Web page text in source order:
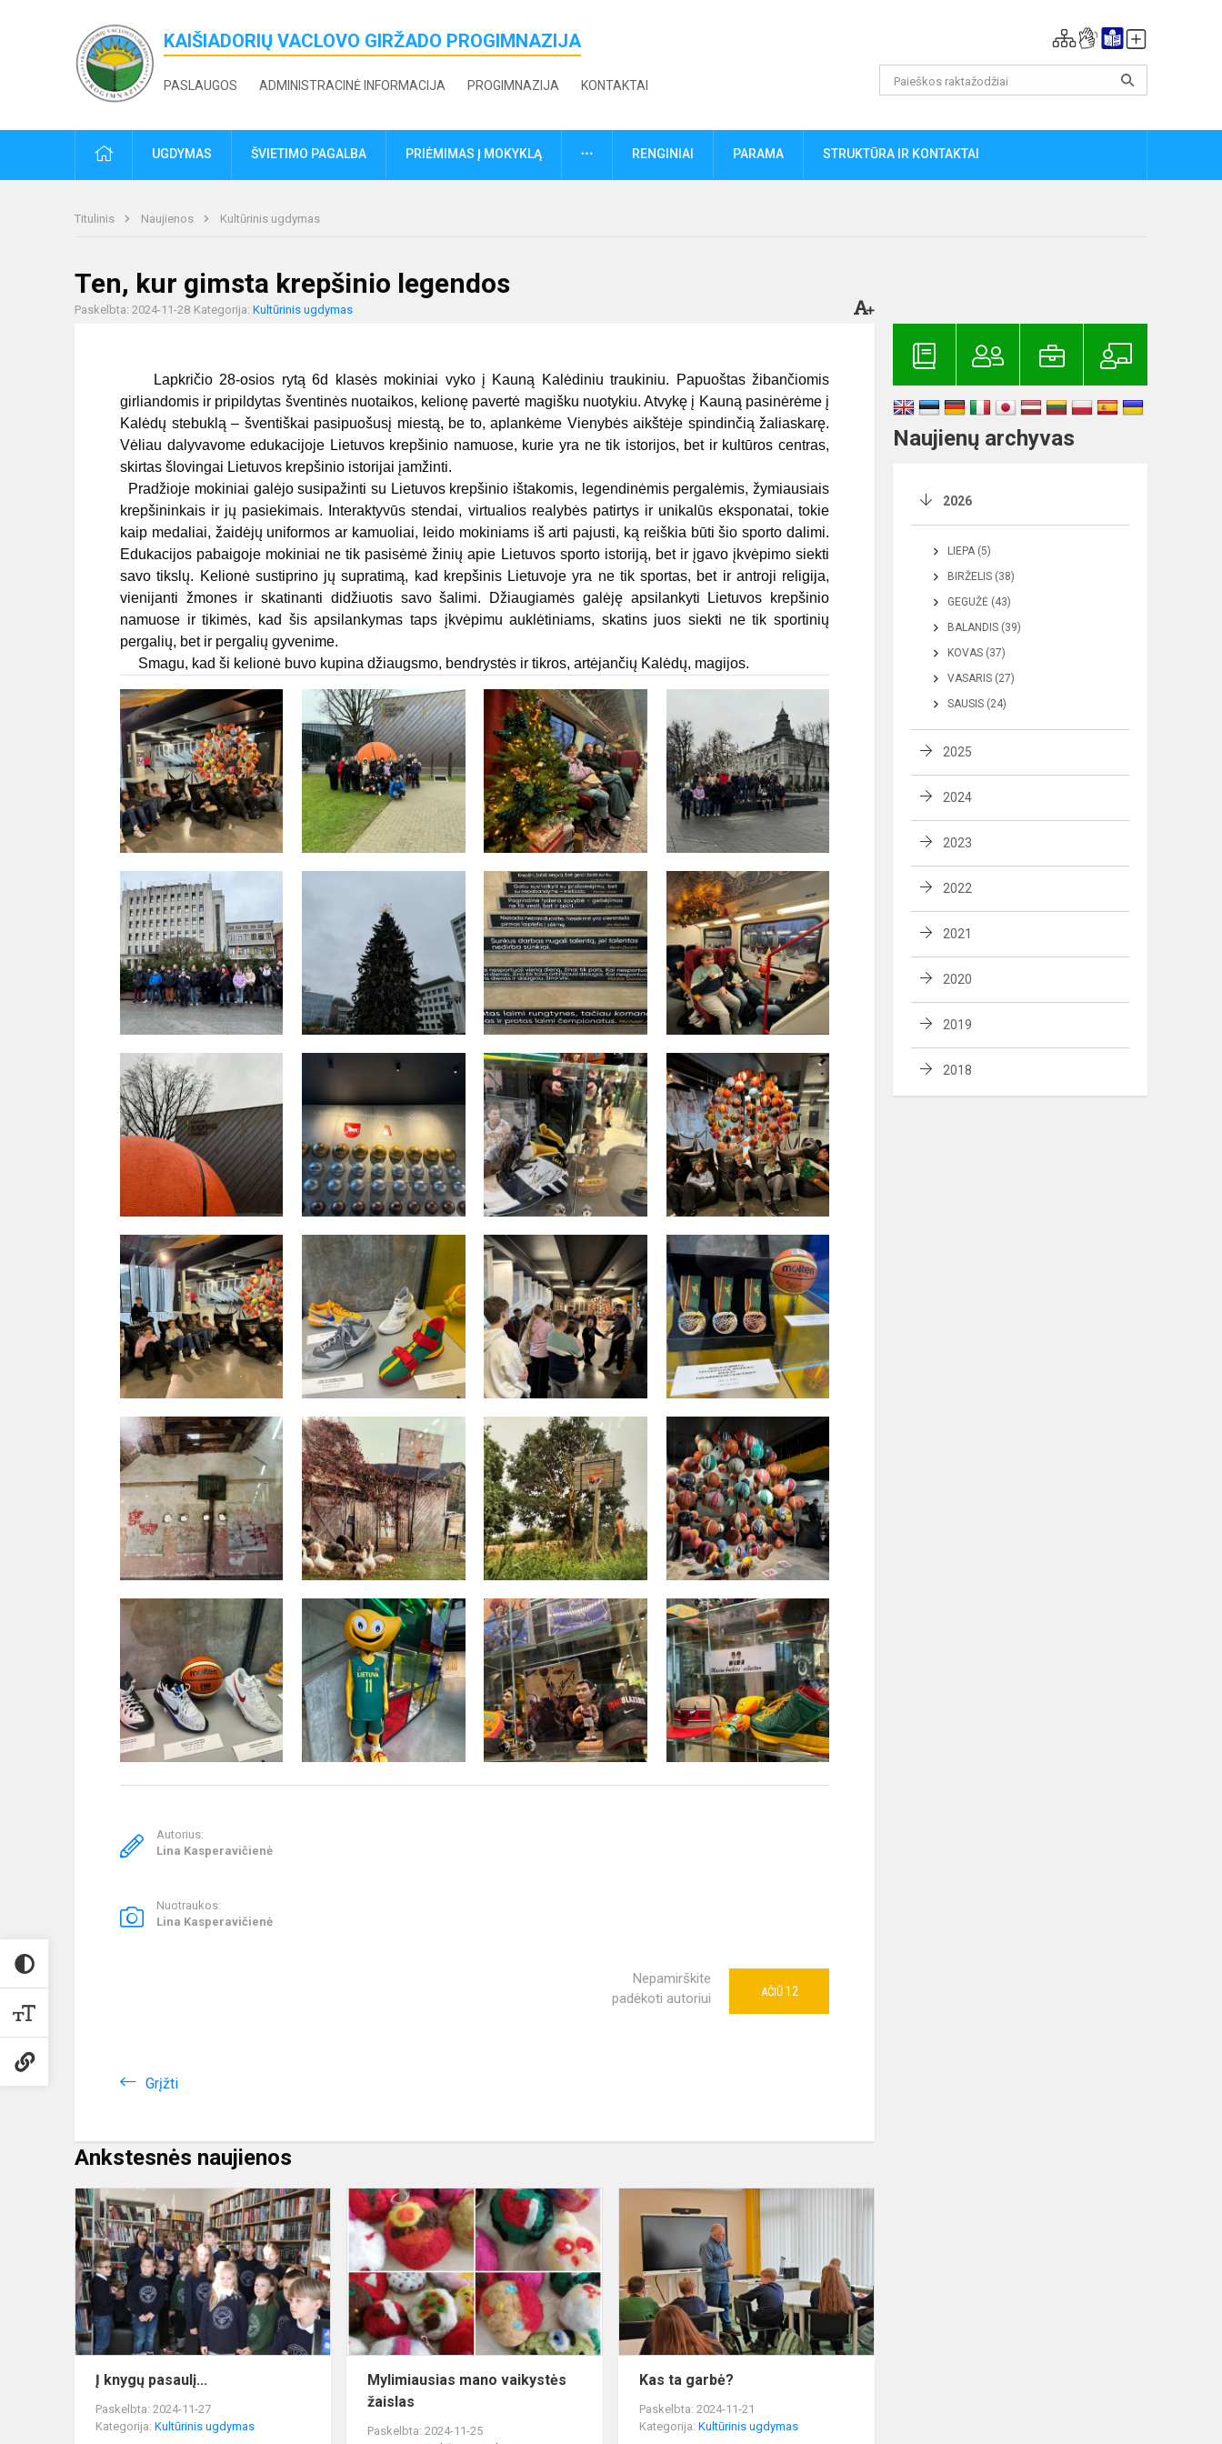
KAIŠIADORIŲ VACLOVO GIRŽADO PROGIMNAZIJA
PASLAUGOS ADMINISTRACINĖ INFORMACIJA PROGIMNAZIJA KONTAKTAI
PRADŽIAUGDYMAS ŠVIETIMO PAGALBA PRIĖMIMAS Į MOKYKLĄ DAUGIAURENGINIAI PARAMA STRUKTŪRA IR KONTAKTAI
Titulinis Naujienos Kultūrinis ugdymas
Ten, kur gimsta krepšinio legendos
Paskelbta: 2024-11-28 Kategorija: Kultūrinis ugdymas
Lapkričio 28-osios rytą 6d klasės mokiniai vyko į Kauną Kalėdiniu traukiniu. Papuoštas žibančiomis
girliandomis ir pripildytas šventinės nuotaikos, kelionę pavertė magišku nuotykiu. Atvykę į Kauną pasinėrėme į
Kalėdų stebuklą – šventiškai pasipuošusį miestą, be to, aplankėme Vienybės aikštėje spindinčią žaliaskarę.
Vėliau dalyvavome edukacijoje Lietuvos krepšinio namuose, kurie yra ne tik istorijos, bet ir kultūros centras,
skirtas šlovingai Lietuvos krepšinio istorijai įamžinti.
Pradžioje mokiniai galėjo susipažinti su Lietuvos krepšinio ištakomis, legendinėmis pergalėmis, žymiausiais
krepšininkais ir jų pasiekimais. Interaktyvūs stendai, virtualios realybės patirtys ir unikalūs eksponatai, tokie
kaip medaliai, žaidėjų uniformos ar kamuoliai, leido mokiniams iš arti pajusti, ką reiškia būti šio sporto dalimi.
Edukacijos pabaigoje mokiniai ne tik pasisėmė žinių apie Lietuvos sporto istoriją, bet ir įgavo įkvėpimo siekti
savo tikslų. Kelionė sustiprino jų supratimą, kad krepšinis Lietuvoje yra ne tik sportas, bet ir antroji religija,
vienijanti žmones ir skatinanti didžiuotis savo šalimi. Džiaugiamės galėję apsilankyti Lietuvos krepšinio
namuose ir tikimės, kad šis apsilankymas taps įkvėpimu auklėtiniams, skatins juos siekti ne tik sportinių
pergalių, bet ir pergalių gyvenime.
Smagu, kad ši kelionė buvo kupina džiaugsmo, bendrystės ir tikros, artėjančių Kalėdų, magijos.
Autorius:
Lina Kasperavičienė
Nuotraukos:
Lina Kasperavičienė
Nepamirškite
padėkoti autoriui
AČIŪ 12
Grįžti
Ankstesnės naujienos
Į
knygų
pasaulį...
Į knygų pasaulį...
Paskelbta: 2024-11-27
Kategorija: Kultūrinis ugdymas
Mylimiausias
vaikystės
žaislas
Mylimiausias mano vaikystės
žaislas
Paskelbta: 2024-11-25
Kas ta garbė?
Paskelbta: 2024-11-21
Kategorija:Kultūrinis ugdymas
Naujienų archyvas
2026
LIEPA (5)
BIRŽELIS (38)
GEGUŽĖ (43)
BALANDIS (39)
KOVAS (37)
VASARIS (27)
SAUSIS (24)
2025
2024
2023
2022
2021
2020
2019
2018